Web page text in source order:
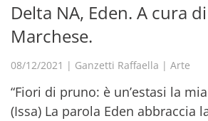
Delta NA, Eden. A cura
Marchese.
08/12/2021 | Ganzetti Raffaella | Arte
“Fiori di pruno: è un’estasi la
(Issa) La parola Eden abbraccia